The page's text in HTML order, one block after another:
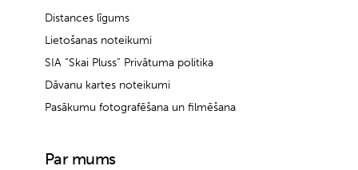
Distances līgums
Lietošanas noteikumi
SIA “Skai Pluss” Privātuma politika
Dāvanu kartes noteikumi
Pasākumu fotografēšana un filmēšana
Par mums